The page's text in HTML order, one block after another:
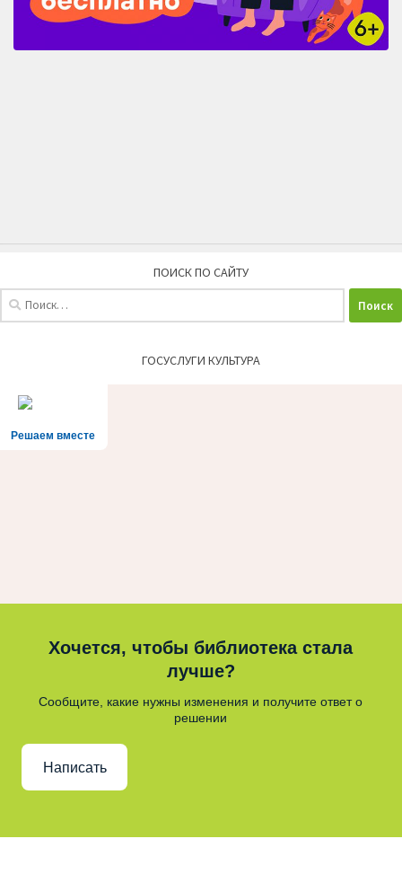
ПОИСК ПО САЙТУ
ГОСУСЛУГИ КУЛЬТУРА
Решаем вместе
Хочется, чтобы библиотека стала
лучше?
Сообщите, какие нужны изменения и получите ответ о
решении
Написать